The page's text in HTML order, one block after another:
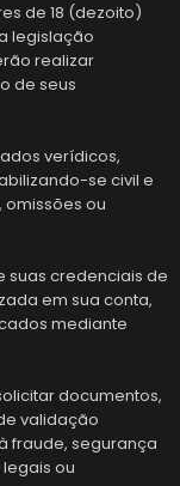
de 18 (dezoito)
legislação
realizar
de seus
verídicos,
se civil e
ou
suas credenciais de
em sua conta,
mediante
documentos,
validação
fraude, segurança
ou